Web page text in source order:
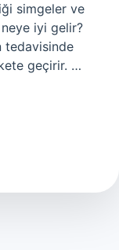
simgeler ve
iyi gelir?
tedavisinde
geçirir. …